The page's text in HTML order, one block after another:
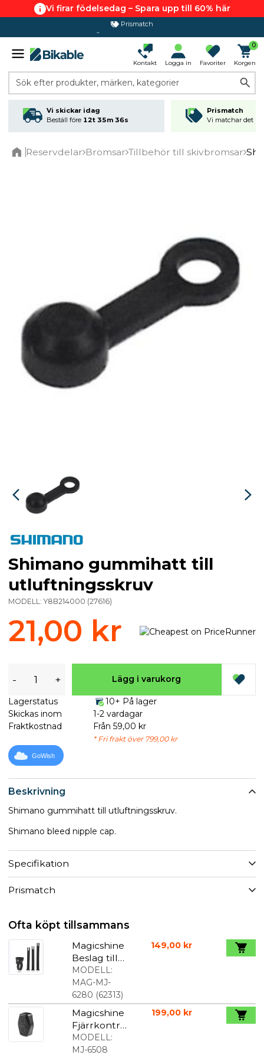
Vi firar födelsedag – Spara upp till 60% här
Prismatch
365 dagars öppet köp
Kontakt Logga in Favoriter
0
Korgen
Sök efter produkter, märken, kategorier
Vi skickar idag
Beställ före 12t 35m 36s
Prismatch
Vi matchar det
Reservdelar Bromsar Tillbehör till skivbromsar
Beskrivning
Shimano gummihatt till utluftningsskruv.
Shimano bleed nipple cap.
Specifikation
Prismatch
Shimano gummihatt till
utluftningsskruv
MODELL: Y8B214000 (27616)
21,00 kr
- + Lägg i varukorg
Lagerstatus
10+ På lager
Skickas inom
1-2 vardagar
Fraktkostnad
Från 59,00 kr
* Fri frakt över 799,00 kr
GoWish
Ofta köpt tillsammans
Magicshine
Beslag till
Allty
Lampor
MODELL:
MAG-MJ-
6280 (62313)
149,00 kr
Magicshine
Fjärrkontrol
l till EVO
och S serie
MODELL:
MJ-6508
199,00 kr